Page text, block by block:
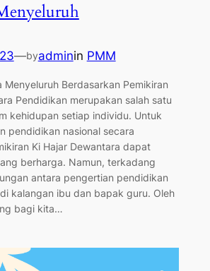
—byadminin PMM
Menyeluruh Berdasarkan Pemikiran
Pendidikan merupakan salah satu
kehidupan setiap individu. Untuk
pendidikan nasional secara
Ki Hajar Dewantara dapat
berharga. Namun, terkadang
antara pengertian pendidikan
kalangan ibu dan bapak guru. Oleh
bagi kita…